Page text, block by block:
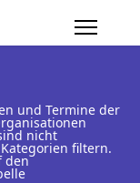
und Termine der
nicht
filtern.
den